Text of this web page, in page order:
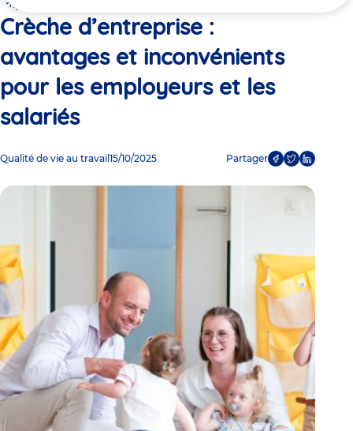
ici
employeurs et les salariés
Crèche d’entreprise :
avantages et inconvénients
pour les employeurs et les
salariés
Qualité de vie au travail 15/10/2025 Partager